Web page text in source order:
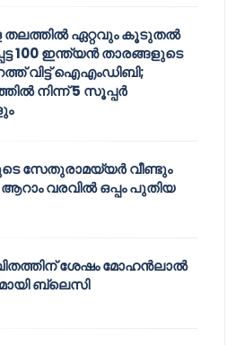
ഏറ്റവും കൂടുതൽ
100 ഇന്ത്യൻ താരങ്ങളുടെ
വിട്ട് ഐഎംഡിബി;
നിന്ന് 5 സൂപ്പർ
സേതുരാമയ്യർ വീണ്ടും
വരവിൽ ഒപ്പം പുതിയ
ശേഷം മോഹൻലാൽ
ബ്ലെസി